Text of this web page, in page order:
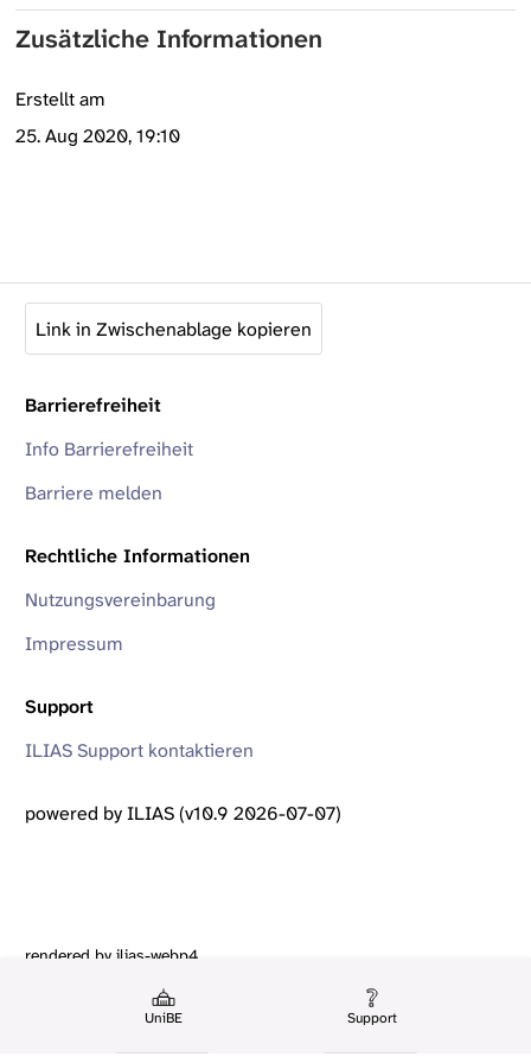
UniBE Support
Zusätzliche Informationen
Erstellt am
25. Aug 2020, 19:10
Link in Zwischenablage kopieren
Barrierefreiheit
Info Barrierefreiheit
Barriere melden
Rechtliche Informationen
Nutzungsvereinbarung
Impressum
Support
ILIAS Support kontaktieren
powered by ILIAS (v10.9 2026-07-07)
rendered by ilias-webp4